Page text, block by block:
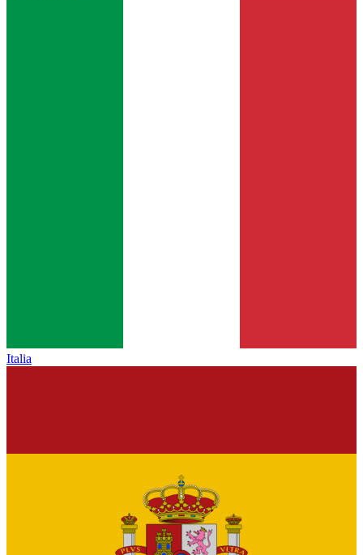
Italia